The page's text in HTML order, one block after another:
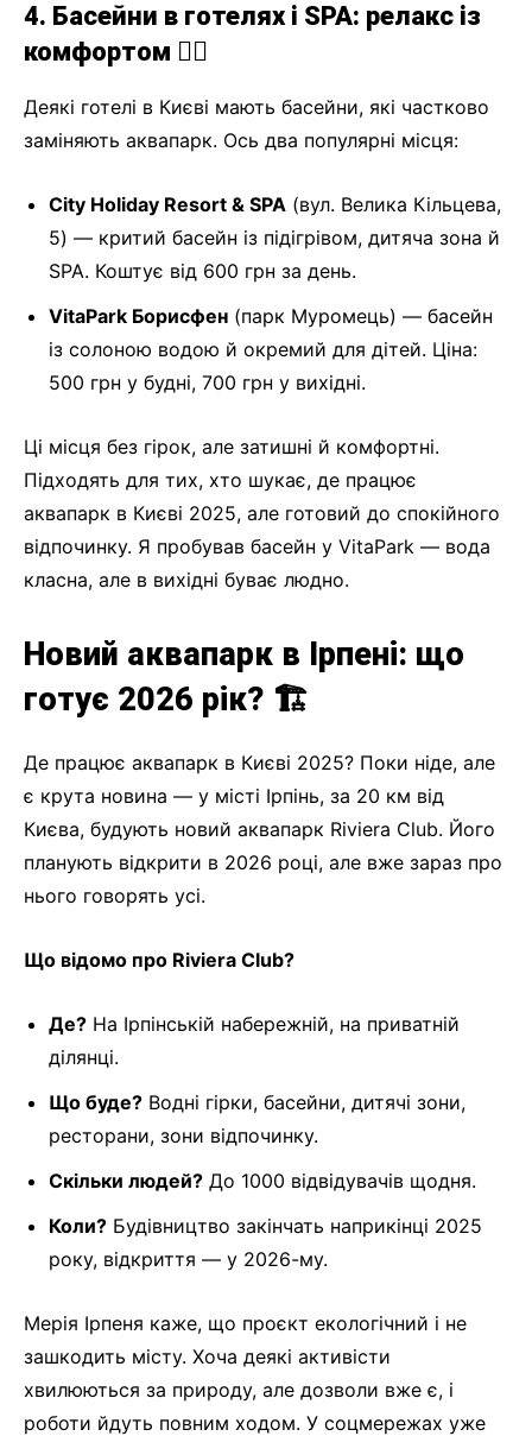
4. Басейни в готелях і SPA: релакс із
комфортом 🧖‍♀️
Деякі готелі в Києві мають басейни, які частково
заміняють аквапарк. Ось два популярні місця:
City Holiday Resort & SPA (вул. Велика Кільцева,
5) — критий басейн із підігрівом, дитяча зона й
SPA. Коштує від 600 грн за день.
VitaPark Борисфен (парк Муромець) — басейн
із солоною водою й окремий для дітей. Ціна:
500 грн у будні, 700 грн у вихідні.
Ці місця без гірок, але затишні й комфортні.
Підходять для тих, хто шукає, де працює
аквапарк в Києві 2025, але готовий до спокійного
відпочинку. Я пробував басейн у VitaPark — вода
класна, але в вихідні буває людно.
Новий аквапарк в Ірпені: що
готує 2026 рік? 🏗️
Де працює аквапарк в Києві 2025? Поки ніде, але
є крута новина — у місті Ірпінь, за 20 км від
Києва, будують новий аквапарк Riviera Club. Його
планують відкрити в 2026 році, але вже зараз про
нього говорять усі.
Що відомо про Riviera Club?
Де? На Ірпінській набережній, на приватній
ділянці.
Що буде? Водні гірки, басейни, дитячі зони,
ресторани, зони відпочинку.
Скільки людей? До 1000 відвідувачів щодня.
Коли? Будівництво закінчать наприкінці 2025
року, відкриття — у 2026-му.
Мерія Ірпеня каже, що проєкт екологічний і не
зашкодить місту. Хоча деякі активісти
хвилюються за природу, але дозволи вже є, і
роботи йдуть повним ходом. У соцмережах уже